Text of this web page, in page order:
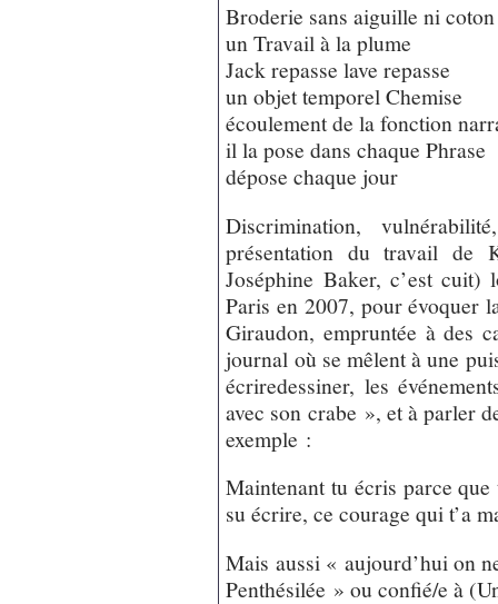
Broderie sans aiguille ni coton
un Travail à la plume
Jack repasse lave repasse
un objet temporel Chemise
écoulement de la fonction
il la pose dans chaque Phrase
dépose chaque jour
Discrimination,
présentation du travail de
Joséphine Baker, c’est
Paris en 2007, pour évoquer
Giraudon, empruntée à des
journal où se mêlent à une
écriredessiner, les
avec son crabe », et à parler
exemple :
Maintenant tu écris parce
su écrire, ce courage qui t’a
Mais aussi « aujourd’hui on
Penthésilée » ou confié/e à